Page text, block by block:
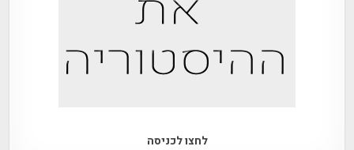
לחצו לכניסה